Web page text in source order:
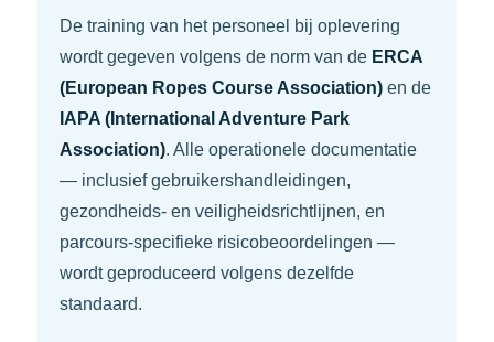
De training van het personeel bij oplevering
wordt gegeven volgens de norm van de ERCA
(European Ropes Course Association) en de
IAPA (International Adventure Park
Association). Alle operationele documentatie
— inclusief gebruikershandleidingen,
gezondheids- en veiligheidsrichtlijnen, en
parcours-specifieke risicobeoordelingen —
wordt geproduceerd volgens dezelfde
standaard.